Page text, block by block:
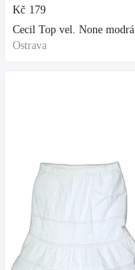
Kč 179
Cecil Top vel. None modrá
Ostrava